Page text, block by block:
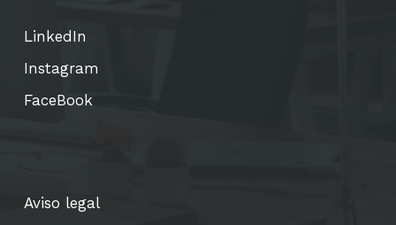
LinkedIn
Instagram
FaceBook
Aviso legal